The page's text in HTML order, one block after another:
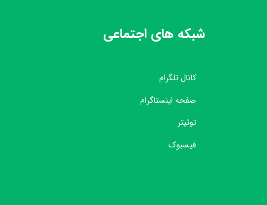
شبکه های اجتماعی
کانال تلگرام
صفحه اینستاگرام
توئیتر
فیسبوک